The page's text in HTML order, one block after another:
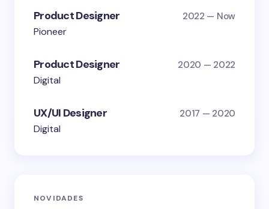
Product Designer 2022 — Now
Pioneer
Product Designer 2020 — 2022
Digital
UX/UI Designer 2017 — 2020
Digital
NOVIDADES